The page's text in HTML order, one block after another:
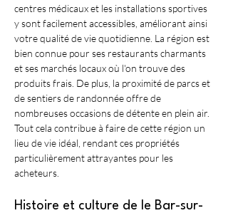
centres médicaux et les installations sportives
y sont facilement accessibles, améliorant ainsi
votre qualité de vie quotidienne. La région est
bien connue pour ses restaurants charmants
et ses marchés locaux où l'on trouve des
produits frais. De plus, la proximité de parcs et
de sentiers de randonnée offre de
nombreuses occasions de détente en plein air.
Tout cela contribue à faire de cette région un
lieu de vie idéal, rendant ces propriétés
particulièrement attrayantes pour les
acheteurs.
Histoire et culture de le Bar-sur-